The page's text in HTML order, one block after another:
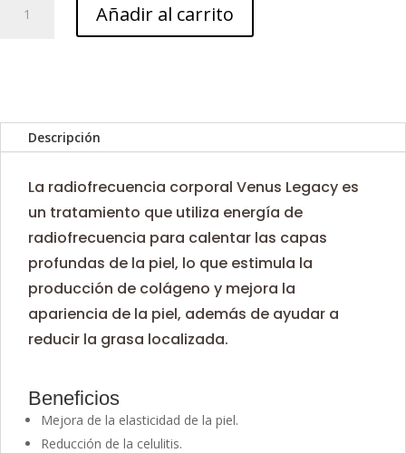
Legacy
Añadir al carrito
Descripción
La radiofrecuencia corporal Venus Legacy es
un tratamiento que utiliza energía de
radiofrecuencia para calentar las capas
profundas de la piel, lo que estimula la
producción de colágeno y mejora la
apariencia de la piel, además de ayudar a
reducir la grasa localizada.
Beneficios
Mejora de la elasticidad de la piel.
Reducción de la celulitis.